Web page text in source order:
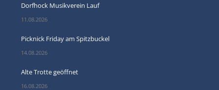
Dorfhock Musikverein Lauf
11.08.2026
Picknick Friday am Spitzbuckel
14.08.2026
Alte Trotte geöffnet
16.08.2026